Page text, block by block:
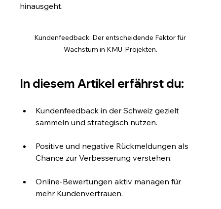
hinausgeht.
Kundenfeedback: Der entscheidende Faktor für
Wachstum in KMU-Projekten.
In diesem Artikel erfährst du:
Kundenfeedback in der Schweiz gezielt
sammeln und strategisch nutzen.
Positive und negative Rückmeldungen als
Chance zur Verbesserung verstehen.
Online-Bewertungen aktiv managen für
mehr Kundenvertrauen.